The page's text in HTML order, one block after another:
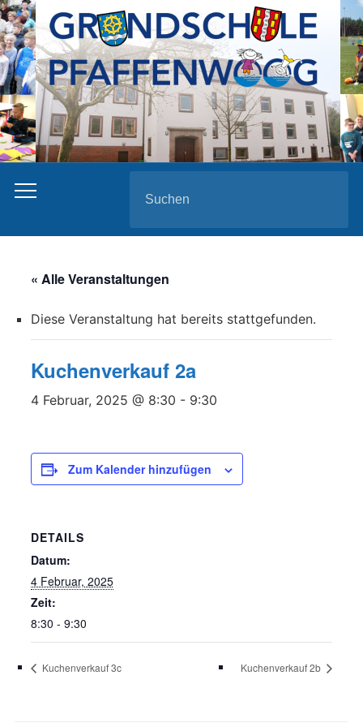
for:
« Alle Veranstaltungen
Diese Veranstaltung hat bereits stattgefunden.
Kuchenverkauf 2a
4 Februar, 2025 @ 8:30 - 9:30
Zum Kalender hinzufügen
DETAILS
Datum:
4 Februar, 2025
Zeit:
8:30 - 9:30
Kuchenverkauf 3c Kuchenverkauf 2b